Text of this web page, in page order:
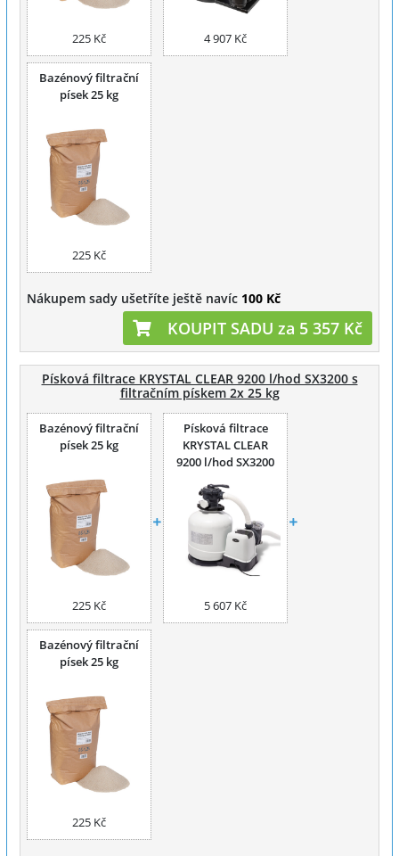
225 Kč 4 907 Kč
Bazénový filtrační
písek 25 kg
225 Kč
Nákupem sady ušetříte ještě navíc 100 Kč
KOUPIT SADU za 5 357 Kč
Písková filtrace KRYSTAL CLEAR 9200 l/hod SX3200 s
filtračním pískem 2x 25 kg
Bazénový filtrační
písek 25 kg
225 Kč
Písková filtrace
KRYSTAL CLEAR
9200 l/hod SX3200
5 607 Kč
Bazénový filtrační
písek 25 kg
225 Kč